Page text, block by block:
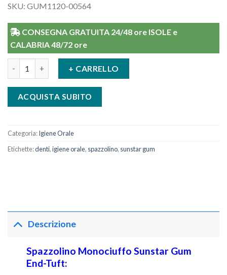
SKU: GUM1120-00564
CONSEGNA GRATUITA 24/48 ore ISOLE e
CALABRIA 48/72 ore
+ CARRELLO
ACQUISTA SUBITO
Categoria:Igiene Orale
Etichette:denti,igiene orale, spazzolino, sunstar gum
Descrizione
Spazzolino Monociuffo Sunstar Gum
End-Tuft: